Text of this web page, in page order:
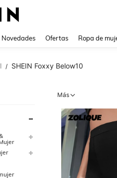
Novedades Ofertas Ropa de
/ SHEIN Foxxy Below10
Más